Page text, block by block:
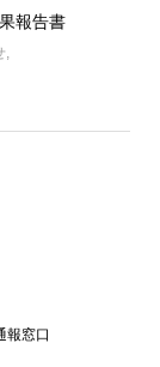
報告書
,
報窓⼝